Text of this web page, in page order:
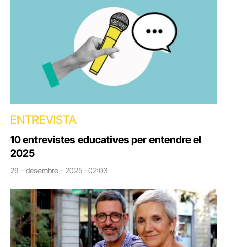
ENTREVISTA
10 entrevistes educatives per entendre el
2025
29 - desembre - 2025 · 02:03